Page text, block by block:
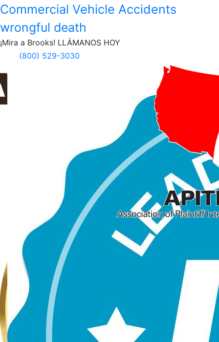
Commercial Vehicle Accidents
wrongful death
¡Mira a Brooks! LLÁMANOS HOY
(800) 529-3030